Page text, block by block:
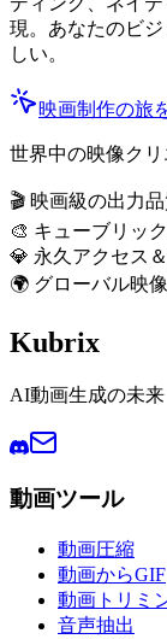
現。あなたのビ
しい。
映画制作の旅
世界中の映像ク
🎬 映画級の出力
🎨 キューブリッ
💎 永久アクセス
🌍 グローバル映
Kubrix
AI動画生成の未来
動画ツール
動画圧縮
動画からGIF
動画トリミ
音声抽出